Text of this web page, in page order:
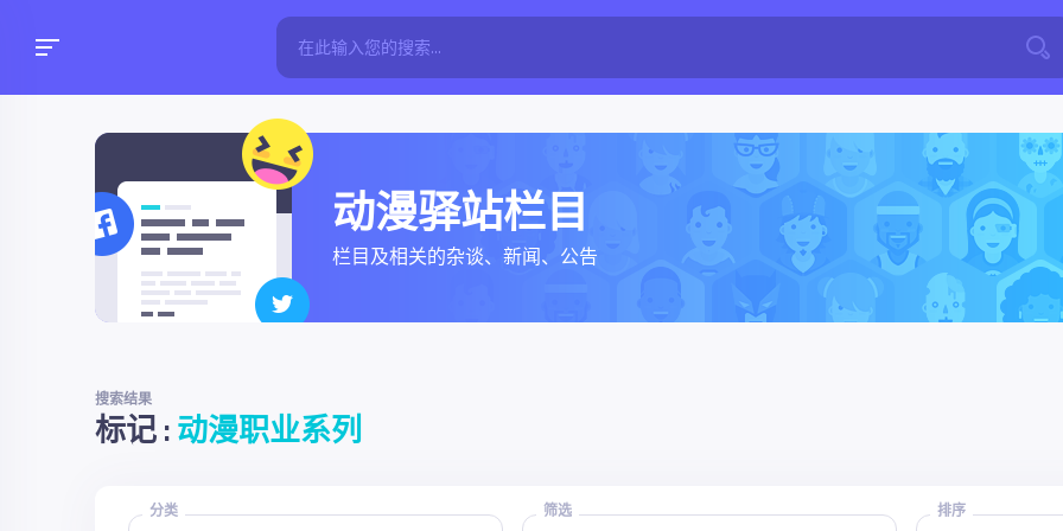
动漫驿站栏目
栏目及相关的杂谈、新闻、公告
搜索结果
标记 : 动漫职业系列
分类 筛选 排序